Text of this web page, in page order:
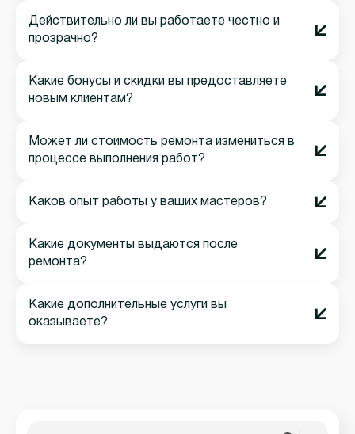
Действительно ли вы работаете честно и
прозрачно?
Какие бонусы и скидки вы предоставляете
новым клиентам?
Может ли стоимость ремонта измениться в
процессе выполнения работ?
Каков опыт работы у ваших мастеров?
Какие документы выдаются после
ремонта?
Какие дополнительные услуги вы
оказываете?